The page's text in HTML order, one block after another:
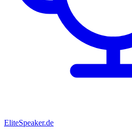
EliteSpeaker.de